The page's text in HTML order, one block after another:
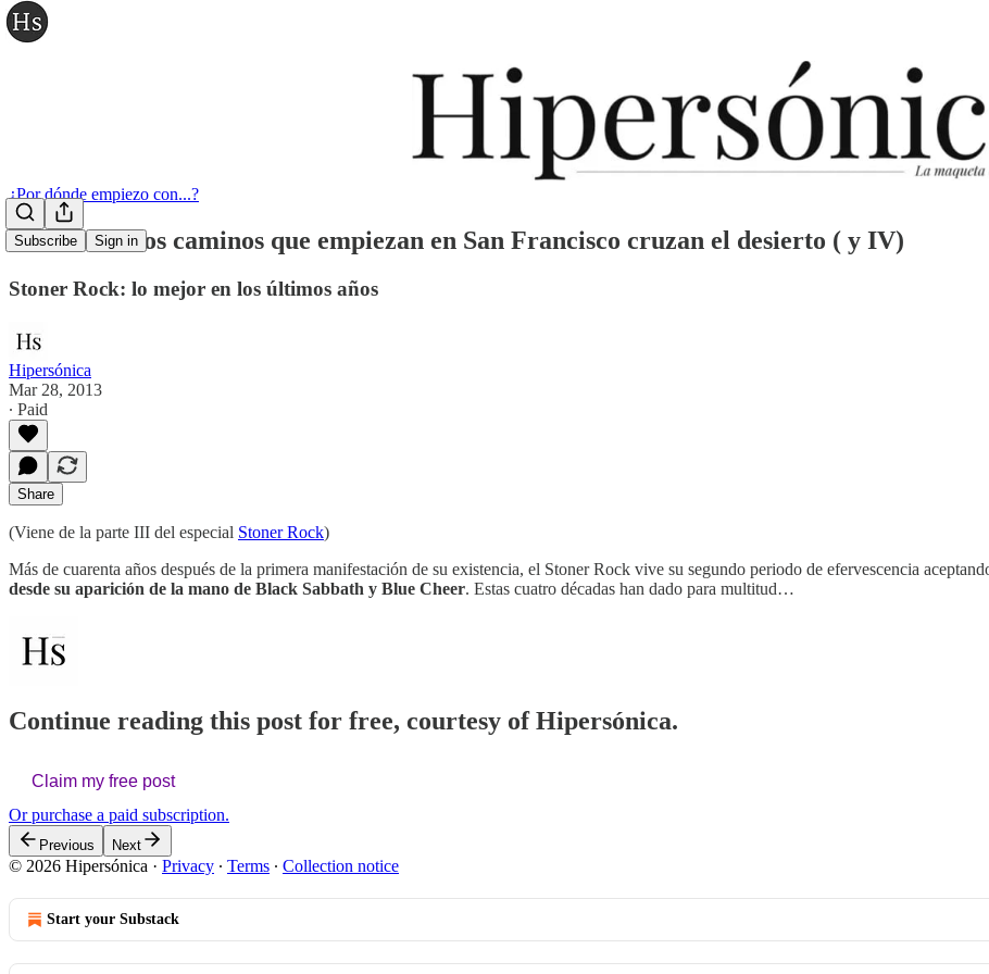
Subscribe Sign in
¿Por dónde empiezo con...?
Muchos de los caminos que empiezan en San Francisco cruzan el desierto ( y IV)
Stoner Rock: lo mejor en los últimos años
Hipersónica
Mar 28, 2013
∙ Paid
Share
(Viene de la parte III del especial Stoner Rock)
Más de cuarenta años después de la primera manifestación de su existencia, el Stoner Rock vive su segundo periodo de efervescencia
desde su aparición de la mano de Black Sabbath y Blue Cheer. Estas cuatro décadas han dado para multitud…
Continue reading this post for free, courtesy of Hipersónica.
Claim my free post
Or purchase a paid subscription.
Previous Next
© 2026 Hipersónica · Privacy ∙ Terms ∙ Collection notice
Start your Substack